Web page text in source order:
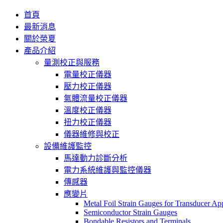
首頁
最新消息
關於榮夏
產品介紹
量測校正與服務
電量校正儀器
壓力校正儀器
氣體流量校正儀器
溫度校正儀器
扭力校正儀器
儀器維修與校正
設備維護監控
馬達動力診斷分析
電力系統維護與監控儀器
傳感器
應變片
Metal Foil Strain Gauges for Transducer
Semiconductor Strain Gauges
Bondable Resistors and Terminals